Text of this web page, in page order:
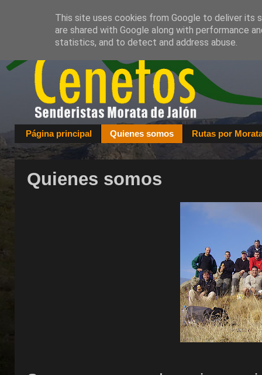
Página principal Quienes somos Rutas por
Quienes somos
This site uses cookies from Google to deliver its
are shared with Google along with performance
statistics, and to detect and address abuse.